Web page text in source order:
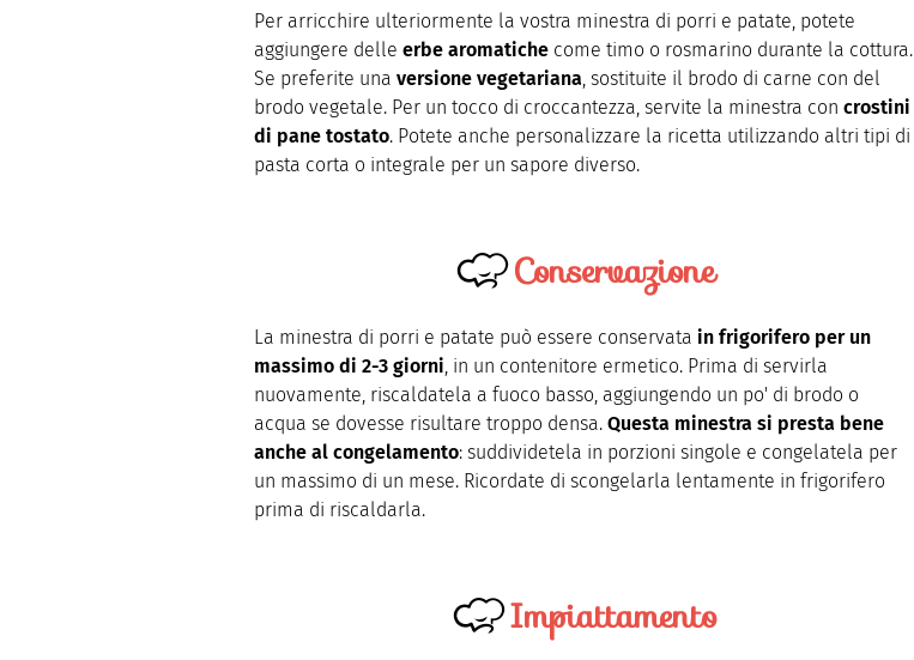
Per arricchire ulteriormente la vostra minestra di porri e patate, potete
aggiungere delle erbe aromatiche come timo o rosmarino durante la cottura.
Se preferite una versione vegetariana , sostituite il brodo di carne con del
brodo vegetale. Per un tocco di croccantezza, servite la minestra con crostini
di pane tostato. Potete anche personalizzare la ricetta utilizzando altri tipi di
pasta corta o integrale per un sapore diverso.
Conservazione
La minestra di porri e patate può essere conservata in frigorifero per un
massimo di 2-3 giorni , in un contenitore ermetico. Prima di servirla
nuovamente, riscaldatela a fuoco basso, aggiungendo un po' di brodo o
acqua se dovesse risultare troppo densa. Questa minestra si presta bene
anche al congelamento: suddividetela in porzioni singole e congelatela per
un massimo di un mese. Ricordate di scongelarla lentamente in frigorifero
prima di riscaldarla.
Impiattamento